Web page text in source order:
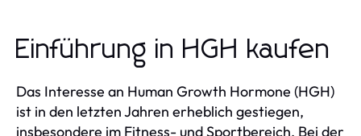
Einführung in HGH kaufen
Das Interesse an Human Growth Hormone (HGH)
ist in den letzten Jahren erheblich gestiegen,
insbesondere im Fitness- und Sportbereich. Bei der